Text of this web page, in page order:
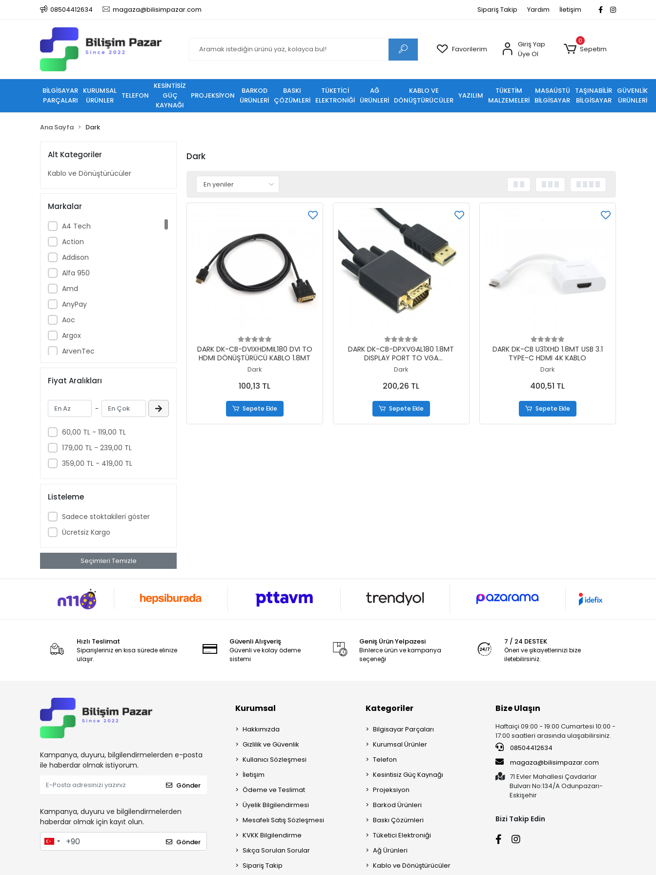
08504412634 magaza@bilisimpazar.com Sipariş Takip Yardım İletişim
Favorilerim
Giriş Yap
Üye Ol
0
Sepetim
BİLGİSAYAR
PARÇALARI
KURUMSAL
ÜRÜNLER
TELEFON
KESİNTİSİZ
GÜÇ
KAYNAĞI
PROJEKSİYON
BARKOD
ÜRÜNLERİ
BASKI
ÇÖZÜMLERİ
TÜKETİCİ
ELEKTRONİĞİ
AĞ
ÜRÜNLERİ
KABLO VE
DÖNÜŞTÜRÜCÜLER
YAZILIM
TÜKETİM
MALZEMELERİ
MASAÜSTÜ
BİLGİSAYAR
TAŞINABİLİR
BİLGİSAYAR
GÜVENLİK
ÜRÜNLERİ
Ana Sayfa Dark
Alt Kategoriler
Kablo ve Dönüştürücüler
Markalar
A4 Tech
Action
Addison
Alfa 950
Amd
AnyPay
Aoc
Argox
ArvenTec
Asus
ASYS
Aztech
Banknote Master
Bebird
Beko
Bitdefender
Canon
Cas Terazi
Codegen
Dark
Datalogic
Digi Terazi
Digitus
Draytek
DrBarkod.Com
Enpos
Esonic
Everest
Flaxes
Fiyat Aralıkları
-
60,00 TL - 119,00 TL
179,00 TL - 239,00 TL
359,00 TL - 419,00 TL
Listeleme
Sadece stoktakileri göster
Ücretsiz Kargo
Seçimleri Temizle
Dark
Sepete Ekle
DARK DK-CB-DVIXHDMIL180 DVI TO
HDMI DÖNÜŞTÜRÜCÜ KABLO 1.8MT
Dark
100,13 TL
Sepete Ekle
Sepete Ekle
DARK DK-CB-DPXVGAL180 1.8MT
DISPLAY PORT TO VGA
DÖNÜŞTÜRÜCÜ KABLO
Dark
200,26 TL
Sepete Ekle
Sepete Ekle
DARK DK-CB U31XHD 1.8MT USB 3.1
TYPE-C HDMI 4K KABLO
Dark
400,51 TL
Sepete Ekle
Hızlı Teslimat
Siparişleriniz en kısa sürede elinize
ulaşır.
Güvenli Alışveriş
Güvenli ve kolay ödeme
sistemi
Geniş Ürün Yelpazesi
Binlerce ürün ve kampanya
seçeneği
7 / 24 DESTEK
Öneri ve şikayetlerinizi bize
iletebilirsiniz.
Kampanya, duyuru, bilgilendirmelerden e-posta
ile haberdar olmak istiyorum.
Gönder
Kampanya, duyuru ve bilgilendirmelerden
haberdar olmak için kayıt olun.
Gönder
Kurumsal
Hakkımızda
Gizlilik ve Güvenlik
Kullanıcı Sözleşmesi
İletişim
Ödeme ve Teslimat
Üyelik Bilgilendirmesi
Mesafeli Satış Sözleşmesi
KVKK Bilgilendirme
Sıkça Sorulan Sorular
Sipariş Takip
Kategoriler
Bilgisayar Parçaları
Kurumsal Ürünler
Telefon
Kesintisiz Güç Kaynağı
Projeksiyon
Barkod Ürünleri
Baskı Çözümleri
Tüketici Elektroniği
Ağ Ürünleri
Kablo ve Dönüştürücüler
Bize Ulaşın
Haftaiçi 09:00 - 19:00 Cumartesi 10:00 -
17:00 saatleri arasında ulaşabilirsiniz.
08504412634
magaza@bilisimpazar.com
71 Evler Mahallesi Çavdarlar
Bulvarı No:134/A Odunpazarı-
Eskişehir
Bizi Takip Edin